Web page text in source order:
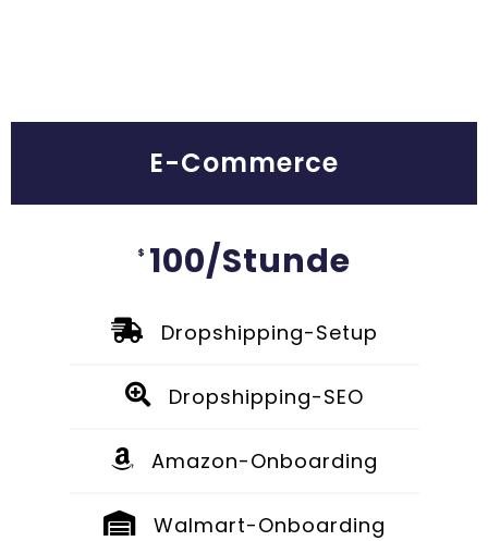
E-Commerce
$ 100/Stunde
Dropshipping-Setup
Dropshipping-SEO
Amazon-Onboarding
Walmart-Onboarding